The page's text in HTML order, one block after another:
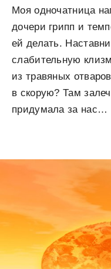
Моя одночатница
дочери грипп и
ей делать.
слабительную
из травяных
в скорую? Там
придумала за нас…